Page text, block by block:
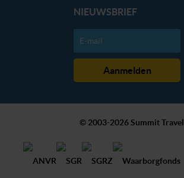
NIEUWSBRIEF
© 2003-2026 Summit Travel